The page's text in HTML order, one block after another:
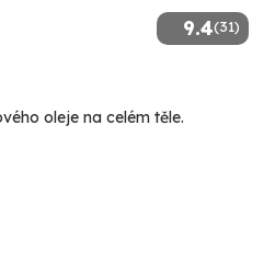
9.4(31)
oleje na celém těle.